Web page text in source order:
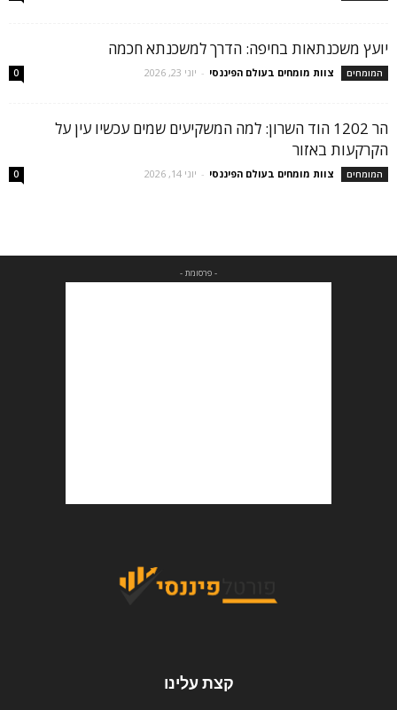
יועץ משכנתאות בחיפה: הדרך למשכנתא חכמה
המומחים צוות מומחים בעולם הפיננסי - יוני 23, 2026 0
הר 1202 הוד השרון: למה המשקיעים שמים עכשיו עין על
הקרקעות באזור
המומחים צוות מומחים בעולם הפיננסי - יוני 14, 2026 0
- פרסומת -
קצת עלינו